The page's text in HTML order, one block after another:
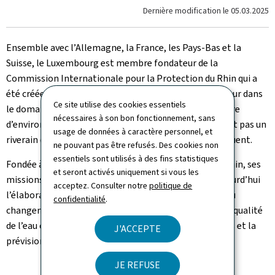
Ce site utilise des cookies essentiels
nécessaires à son bon fonctionnement, sans
usage de données à caractère personnel, et
ne pouvant pas être refusés. Des cookies non
essentiels sont utilisés à des fins statistiques
et seront activés uniquement si vous les
acceptez. Consulter notrepolitique de
confidentialité.
J'ACCEPTE
JE REFUSE
Dernière modification le 05.03.2025
Ensemble avec l’Allemagne, la France, les Pays-Bas et la
Suisse, le Luxembourg est membre fondateur de la
Commission Internationale pour la Protection du Rhin qui a
été créée en 1950. Cette commission a été un précurseur dans
le domaine de la coopération internationale en matière
d’environnement, en intégrant le Luxembourg qui n’est pas un
riverain direct du Rhin mais dont la Moselle est un affluent.
Fondée à l’origine pour combattre les pollutions du Rhin, ses
missions se sont élargies depuis et comprennent aujourd’hui
l’élaboration de stratégies pour s’adapter aux effets du
changement climatique, des efforts pour améliorer la qualité
de l’eau ou encore la protection contre les inondations et la
prévision des crues.